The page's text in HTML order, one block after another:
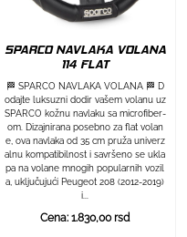
SPARCO NAVLAKA VOLANA
114 FLAT
🏁 SPARCO NAVLAKA VOLANA 🏁 D
odajte luksuzni dodir vašem volanu uz
SPARCO kožnu navlaku sa microfiber-
om. Dizajnirana posebno za flat volan
e, ova navlaka od 35 cm pruža univerz
alnu kompatibilnost i savršeno se ukla
pa na volane mnogih popularnih vozil
a, uključujući Peugeot 208 (2012-2019)
i...
Cena: 1.830,00 rsd